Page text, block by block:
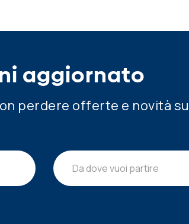
aggiornato
perdere offerte e novità
Da dove vuoi partire